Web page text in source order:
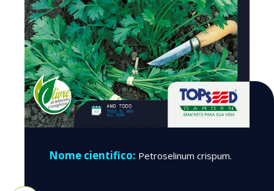
Nome cientifico: Petroselinum crispum.